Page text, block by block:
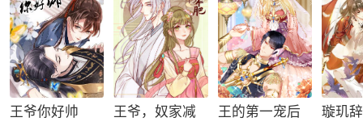
中秋贺图 41话 连更预告及活动通知 40话
39话 38话 37话 36话
35话 34话 33话 特别番外1
王爷你好帅
王爷，奴家减
王的第一宠后 璇玑辞